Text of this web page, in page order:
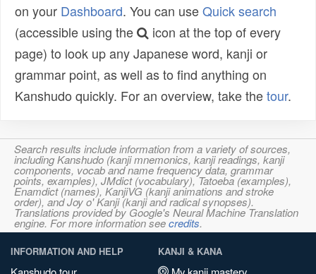
on your Dashboard. You can useQuick search
(accessible using the
icon at the top of every
page) to look up any Japanese word, kanji or
grammar point, as well as to find anything on
Kanshudo quickly. For an overview, take thetour.
Search results include information from a variety of sources,
including Kanshudo (kanji mnemonics, kanji readings, kanji
components, vocab and name frequency data, grammar
points, examples), JMdict (vocabulary), Tatoeba (examples),
Enamdict (names), KanjiVG (kanji animations and stroke
order), and Joy o' Kanji (kanji and radical synopses).
Translations provided by Google's Neural Machine Translation
engine. For more information seecredits.
INFORMATION AND HELP KANJI & KANA